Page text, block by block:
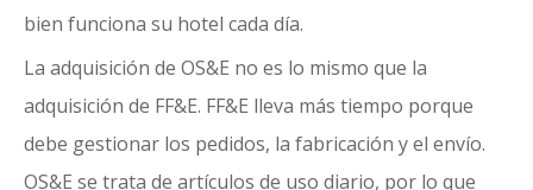
bien funciona su hotel cada día.
La adquisición de OS&E no es lo mismo que la
adquisición de FF&E. FF&E lleva más tiempo porque
debe gestionar los pedidos, la fabricación y el envío.
OS&E se trata de artículos de uso diario, por lo que